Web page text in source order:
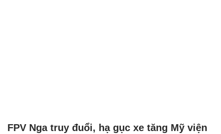
FPV Nga truy đuổi, hạ gục xe tăng Mỹ viện